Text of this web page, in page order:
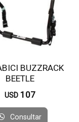
BUZZRACK
BEETLE
USD 107
Consultar